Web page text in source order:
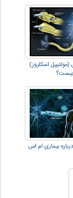
اسکلروز)
بیماری ام اس